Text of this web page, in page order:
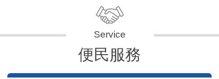
便民服務